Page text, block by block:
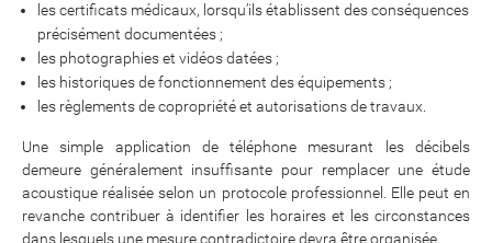
les certificats médicaux, lorsqu’ils établissent des conséquences
précisément documentées ;
les photographies et vidéos datées ;
les historiques de fonctionnement des équipements ;
les règlements de copropriété et autorisations de travaux.
Une simple application de téléphone mesurant les décibels
demeure généralement insuffisante pour remplacer une étude
acoustique réalisée selon un protocole professionnel. Elle peut en
revanche contribuer à identifier les horaires et les circonstances
dans lesquels une mesure contradictoire devra être organisée.